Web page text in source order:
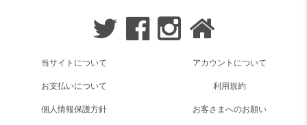
当サイトについて アカウントについて
お支払いについて 利用規約
個人情報保護方針 お客さまへのお願い